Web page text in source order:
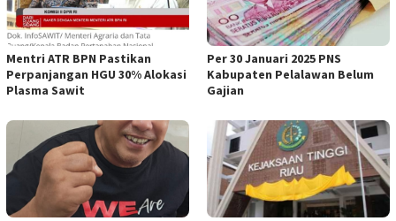
Mentri ATR BPN Pastikan
Perpanjangan HGU 30% Alokasi
Plasma Sawit
Per 30 Januari 2025 PNS
Kabupaten Pelalawan Belum
Gajian